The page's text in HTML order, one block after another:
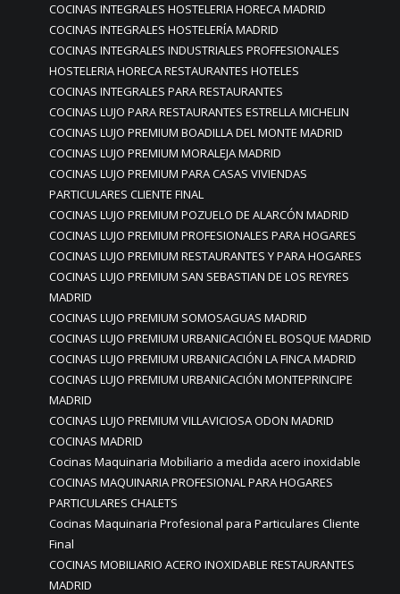
COCINAS INTEGRALES HOSTELERIA HORECA MADRID
COCINAS INTEGRALES HOSTELERÍA MADRID
COCINAS INTEGRALES INDUSTRIALES PROFFESIONALES
HOSTELERIA HORECA RESTAURANTES HOTELES
COCINAS INTEGRALES PARA RESTAURANTES
COCINAS LUJO PARA RESTAURANTES ESTRELLA MICHELIN
COCINAS LUJO PREMIUM BOADILLA DEL MONTE MADRID
COCINAS LUJO PREMIUM MORALEJA MADRID
COCINAS LUJO PREMIUM PARA CASAS VIVIENDAS
PARTICULARES CLIENTE FINAL
COCINAS LUJO PREMIUM POZUELO DE ALARCÓN MADRID
COCINAS LUJO PREMIUM PROFESIONALES PARA HOGARES
COCINAS LUJO PREMIUM RESTAURANTES Y PARA HOGARES
COCINAS LUJO PREMIUM SAN SEBASTIAN DE LOS REYRES
MADRID
COCINAS LUJO PREMIUM SOMOSAGUAS MADRID
COCINAS LUJO PREMIUM URBANICACIÓN EL BOSQUE MADRID
COCINAS LUJO PREMIUM URBANICACIÓN LA FINCA MADRID
COCINAS LUJO PREMIUM URBANICACIÓN MONTEPRINCIPE
MADRID
COCINAS LUJO PREMIUM VILLAVICIOSA ODON MADRID
COCINAS MADRID
Cocinas Maquinaria Mobiliario a medida acero inoxidable
COCINAS MAQUINARIA PROFESIONAL PARA HOGARES
PARTICULARES CHALETS
Cocinas Maquinaria Profesional para Particulares Cliente
Final
COCINAS MOBILIARIO ACERO INOXIDABLE RESTAURANTES
MADRID